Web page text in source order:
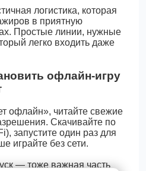
логистика, которая
в приятную
Простые линии, нужные
легко входить даже
офлайн‑игру
офлайн», читайте свежие
Скачивайте по
запустите один раз для
играйте без сети.
— тоже важная часть